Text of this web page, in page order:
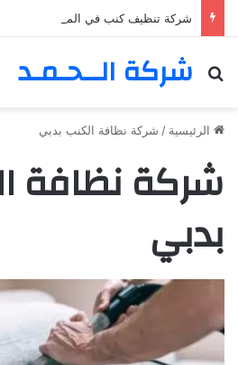
شركة تنظيف كنب في المزهر – دبي 0555980700 – خصم30%
شركة الــحـمـد
بحث عن
الرئيسية / شركة نظافة الكنب بدبي
شركة نظافة
بدبي